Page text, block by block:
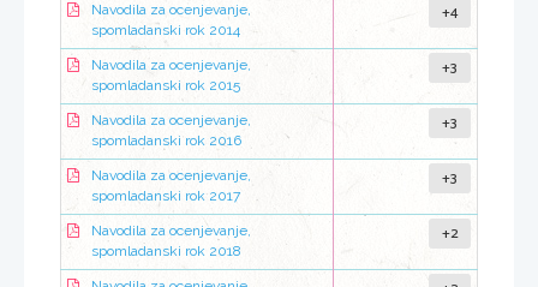
Navodila za ocenjevanje,
spomladanski rok 2014
+4
Navodila za ocenjevanje,
spomladanski rok 2015
+3
Navodila za ocenjevanje,
spomladanski rok 2016
+3
Navodila za ocenjevanje,
spomladanski rok 2017
+3
Navodila za ocenjevanje,
spomladanski rok 2018
+2